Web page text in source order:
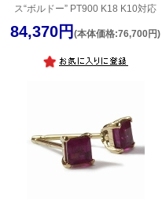
ス“ボルドー” PT900 K18 K10対応
84,370円(本体価格:76,700円)